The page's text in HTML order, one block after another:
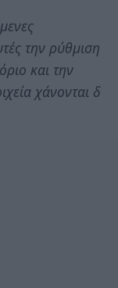
την ρύθμιση
και την
χάνονται δ